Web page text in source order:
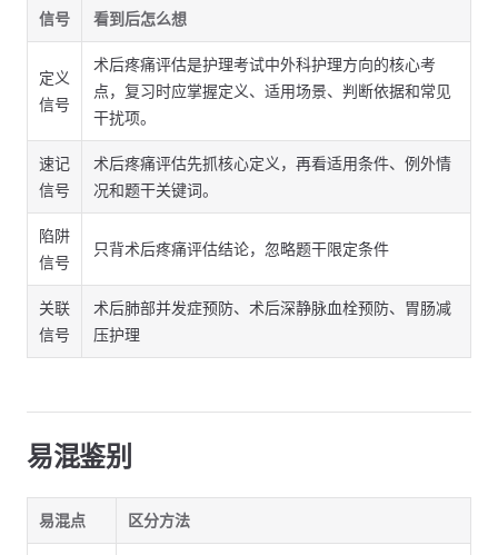
信号 看到后怎么想
定义
信号
术后疼痛评估是护理考试中外科护理方向的核心考
点，复习时应掌握定义、适用场景、判断依据和常见
干扰项。
速记
信号
术后疼痛评估先抓核心定义，再看适用条件、例外情
况和题干关键词。
陷阱
信号
只背术后疼痛评估结论，忽略题干限定条件
关联
信号
术后肺部并发症预防、术后深静脉血栓预防、胃肠减
压护理
易混鉴别
易混点 区分方法